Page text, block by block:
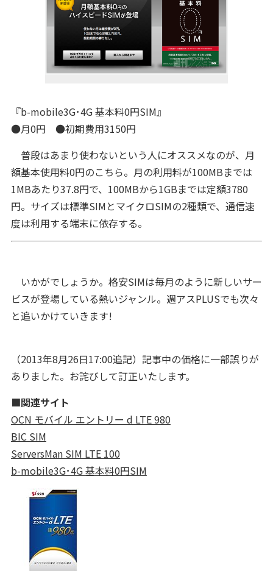
『b-mobile3G･4G 基本料0円SIM』
●月0円 ●初期費用3150円
普段はあまり使わないという人にオススメなのが、月
額基本使用料0円のこちら。月の利用料が100MBまでは
1MBあたり37.8円で、100MBから1GBまでは定額3780
円。サイズは標準SIMとマイクロSIMの2種類で、通信速
度は利用する端末に依存する。
いかがでしょうか。格安SIMは毎月のように新しいサー
ビスが登場している熱いジャンル。週アスPLUSでも次々
と追いかけていきます!
（2013年8月26日17:00追記）記事中の価格に一部誤りが
ありました。お詫びして訂正いたします。
■関連サイト
OCN モバイル エントリー d LTE 980
BIC SIM
ServersMan SIM LTE 100
b-mobile3G･4G 基本料0円SIM